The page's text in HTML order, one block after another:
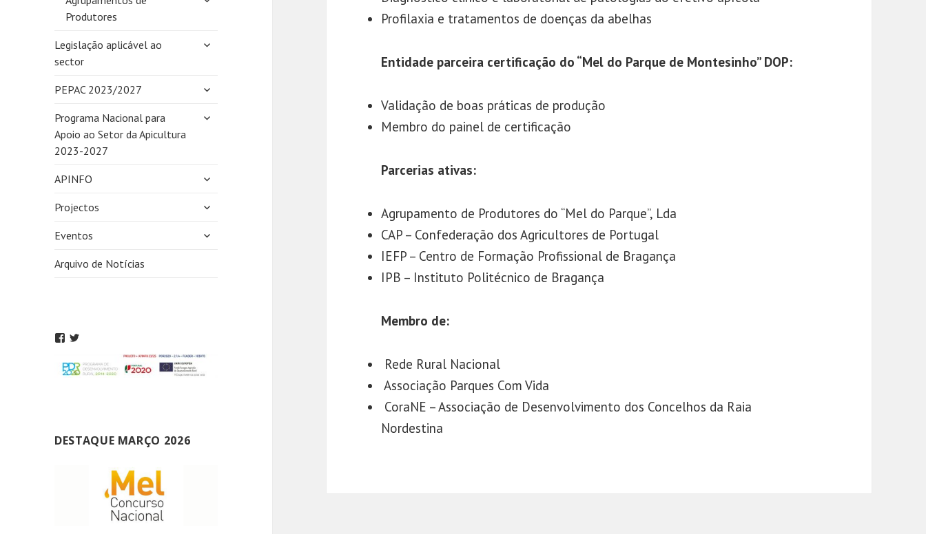
Produtores
Legislação aplicável ao
sector
expandir
PEPAC 2023/2027
expandir
Programa Nacional para
Apoio ao Setor da Apicultura
2023-2027
expandir
APINFO
expandir
Projectos
expandir
Eventos
expandir
Arquivo de Notícias
DESTAQUE MARÇO 2026
Profilaxia e tratamentos de doenças da abelhas
Entidade parceira certificação do “Mel do Parque de Montesinho” DOP:
Validação de boas práticas de produção
Membro do painel de certificação
Parcerias ativas:
Agrupamento de Produtores do “Mel do Parque”, Lda
CAP – Confederação dos Agricultores de Portugal
IEFP – Centro de Formação Profissional de Bragança
IPB – Instituto Politécnico de Bragança
Membro de:
Rede Rural Nacional
Associação Parques Com Vida
CoraNE – Associação de Desenvolvimento dos Concelhos da Raia
Nordestina